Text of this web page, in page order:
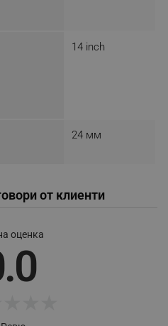
14 inch
24 мм
от клиенти
оценка
.alleop.bg